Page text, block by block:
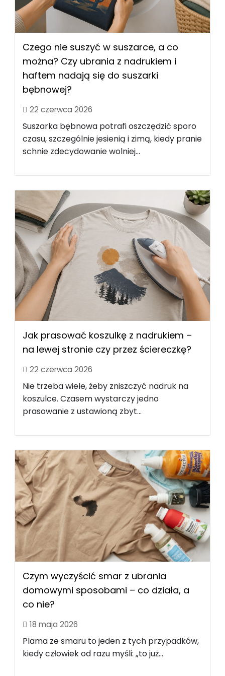
Czego nie suszyć w suszarce, a co
można? Czy ubrania z nadrukiem i
haftem nadają się do suszarki
bębnowej?
22 czerwca 2026
Suszarka bębnowa potrafi oszczędzić sporo
czasu, szczególnie jesienią i zimą, kiedy pranie
schnie zdecydowanie wolniej...
Jak prasować koszulkę z nadrukiem –
na lewej stronie czy przez ściereczkę?
22 czerwca 2026
Nie trzeba wiele, żeby zniszczyć nadruk na
koszulce. Czasem wystarczy jedno
prasowanie z ustawioną zbyt...
Czym wyczyścić smar z ubrania
domowymi sposobami – co działa, a
co nie?
18 maja 2026
Plama ze smaru to jeden z tych przypadków,
kiedy człowiek od razu myśli: „to już...